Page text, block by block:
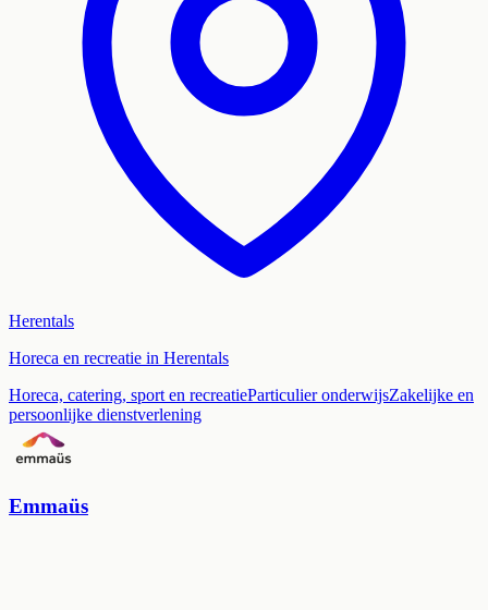
Herentals
Horeca en recreatie in Herentals
Horeca, catering, sport en recreatieParticulier onderwijsZakelijke en
persoonlijke dienstverlening
Emmaüs